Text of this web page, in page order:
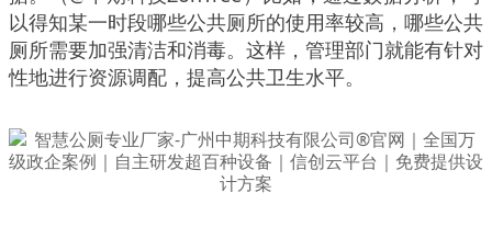
以得知某一时段哪些公共厕所的使用率较高，哪些公共
厕所需要加强清洁和消毒。这样，管理部门就能有针对
性地进行资源调配，提高公共卫生水平。